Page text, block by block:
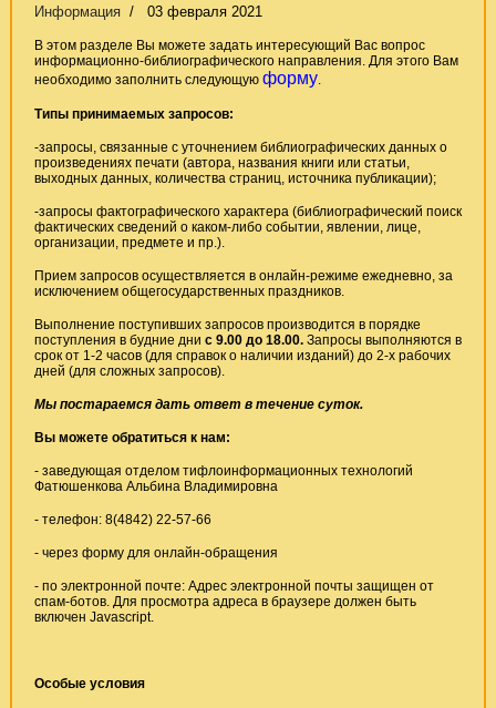
Информация 03 февраля 2021
В этом разделе Вы можете задать интересующий Вас вопрос
информационно-библиографического направления. Для этого Вам
необходимо заполнить следующую форму.
Типы принимаемых запросов:
-запросы, связанные с уточнением библиографических данных о
произведениях печати (автора, названия книги или статьи,
выходных данных, количества страниц, источника публикации);
-запросы фактографического характера (библиографический поиск
фактических сведений о каком-либо событии, явлении, лице,
организации, предмете и пр.).
Прием запросов осуществляется в онлайн-режиме ежедневно, за
исключением общегосударственных праздников.
Выполнение поступивших запросов производится в порядке
поступления в будние дни с 9.00 до 18.00. Запросы выполняются в
срок от 1-2 часов (для справок о наличии изданий) до 2-х рабочих
дней (для сложных запросов).
Мы постараемся дать ответ в течение суток.
Вы можете обратиться к нам:
- заведующая отделом тифлоинформационных технологий
Фатюшенкова Альбина Владимировна
- телефон: 8(4842) 22-57-66
- через форму для онлайн-обращения
- по электронной почте: Адрес электронной почты защищен от
спам-ботов. Для просмотра адреса в браузере должен быть
включен Javascript.
Особые условия